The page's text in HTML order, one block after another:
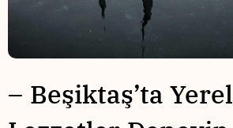
– Beşiktaş’ta Yerel